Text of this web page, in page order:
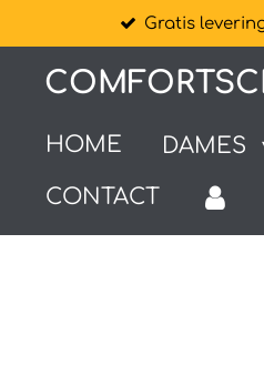
hoofdinhoud
Gratis
HOME DAMES
CONTACT